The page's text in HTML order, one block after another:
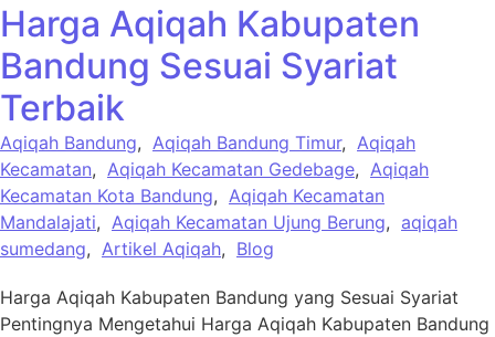
Harga Aqiqah Kabupaten
Bandung Sesuai Syariat
Terbaik
Aqiqah Bandung, Aqiqah Bandung Timur, Aqiqah
Kecamatan, Aqiqah Kecamatan Gedebage, Aqiqah
Kecamatan Kota Bandung, Aqiqah Kecamatan
Mandalajati, Aqiqah Kecamatan Ujung Berung, aqiqah
sumedang, Artikel Aqiqah, Blog
Harga Aqiqah Kabupaten Bandung yang Sesuai Syariat
Pentingnya Mengetahui Harga Aqiqah Kabupaten Bandung